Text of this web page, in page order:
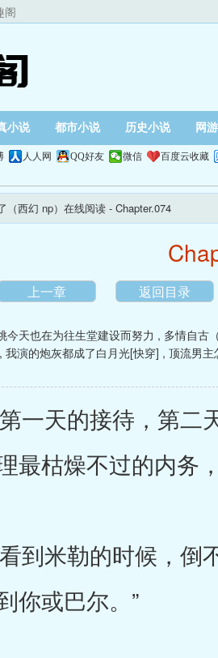
阁
小说 都市小说 历史小说 网
人人网 QQ好友 微信 百度云收藏
（西幻 np）在线阅读 - Chapter.074
上一章 返回目录
今天也在为往生堂建设而努力 , 多情自古
, 我演的炮灰都成了白月光[快穿] , 顶流男主
一天的接待，第二
最枯燥不过的内务
到米勒的时候，倒
你或巴尔。”